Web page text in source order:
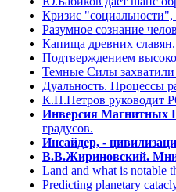
Кризис
Разумное сознание
Капища древних
Подтверждением
Темные Силы
Дуальность. Процессы
К.П.Петров руководит
Инверсия Магнитных
градусов.
Инсайдер, -
В.В.Жириновский.
Land and what is notable
Predicting planetary